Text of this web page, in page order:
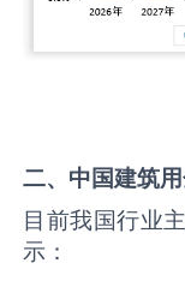
二、中国建筑
目前我国行业
示：